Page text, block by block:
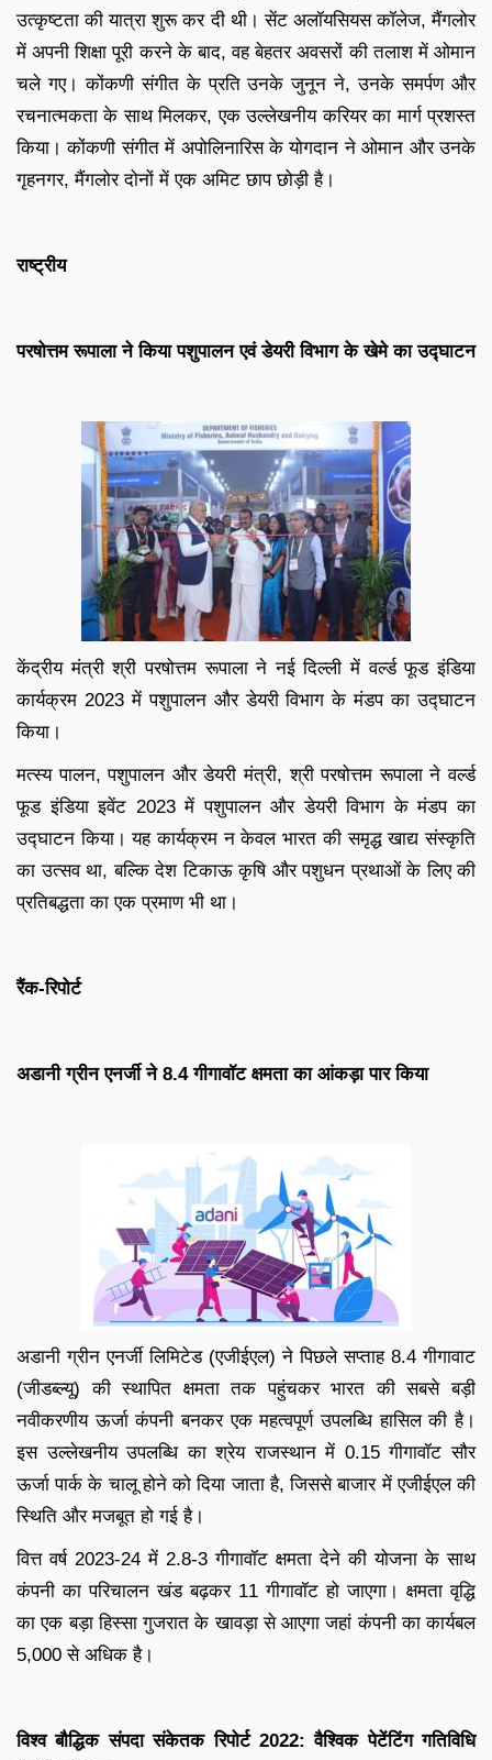
उत्कृष्टता की यात्रा शुरू कर दी थी। सेंट अलॉयसियस कॉलेज, मैंगलोर
में अपनी शिक्षा पूरी करने के बाद, वह बेहतर अवसरों की तलाश में ओमान
चले गए। कोंकणी संगीत के प्रति उनके जुनून ने, उनके समर्पण और
रचनात्मकता के साथ मिलकर, एक उल्लेखनीय करियर का मार्ग प्रशस्त
किया। कोंकणी संगीत में अपोलिनारिस के योगदान ने ओमान और उनके
गृहनगर, मैंगलोर दोनों में एक अमिट छाप छोड़ी है।
राष्ट्रीय
परषोत्तम रूपाला ने किया पशुपालन एवं डेयरी विभाग के खेमे का उद्घाटन
केंद्रीय मंत्री श्री परषोत्तम रूपाला ने नई दिल्ली में वर्ल्ड फूड इंडिया
कार्यक्रम 2023 में पशुपालन और डेयरी विभाग के मंडप का उद्घाटन
किया।
मत्स्य पालन, पशुपालन और डेयरी मंत्री, श्री परषोत्तम रूपाला ने वर्ल्ड
फूड इंडिया इवेंट 2023 में पशुपालन और डेयरी विभाग के मंडप का
उद्घाटन किया। यह कार्यक्रम न केवल भारत की समृद्ध खाद्य संस्कृति
का उत्सव था, बल्कि देश टिकाऊ कृषि और पशुधन प्रथाओं के लिए की
प्रतिबद्धता का एक प्रमाण भी था।
रैंक-रिपोर्ट
अडानी ग्रीन एनर्जी ने 8.4 गीगावॉट क्षमता का आंकड़ा पार किया
अडानी ग्रीन एनर्जी लिमिटेड (एजीईएल) ने पिछले सप्ताह 8.4 गीगावाट
(जीडब्ल्यू) की स्थापित क्षमता तक पहुंचकर भारत की सबसे बड़ी
नवीकरणीय ऊर्जा कंपनी बनकर एक महत्वपूर्ण उपलब्धि हासिल की है।
इस उल्लेखनीय उपलब्धि का श्रेय राजस्थान में 0.15 गीगावॉट सौर
ऊर्जा पार्क के चालू होने को दिया जाता है, जिससे बाजार में एजीईएल की
स्थिति और मजबूत हो गई है।
वित्त वर्ष 2023-24 में 2.8-3 गीगावॉट क्षमता देने की योजना के साथ
कंपनी का परिचालन खंड बढ़कर 11 गीगावॉट हो जाएगा। क्षमता वृद्धि
का एक बड़ा हिस्सा गुजरात के खावड़ा से आएगा जहां कंपनी का कार्यबल
5,000 से अधिक है।
विश्व बौद्धिक संपदा संकेतक रिपोर्ट 2022: वैश्विक पेटेंटिंग गतिविधि